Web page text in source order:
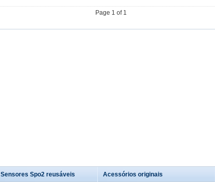
Page 1 of 1
Sensores Spo2 reusáveis Acessórios originais